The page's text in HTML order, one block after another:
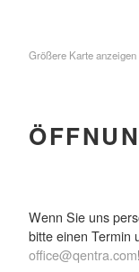
Größere Karte anzeigen
Wenn Sie uns
bitte einen Termin
office@qentra.com!